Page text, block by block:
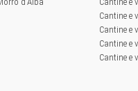
Cantine e
Cantine e
Cantine e
Cantine e